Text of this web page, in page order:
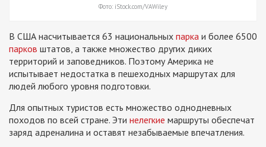
Фото: iStock.com/VAWiley
В США насчитывается 63 национальных парка и более 6500
парков штатов, а также множество других диких
территорий и заповедников. Поэтому Америка не
испытывает недостатка в пешеходных маршрутах для
людей любого уровня подготовки.
Для опытных туристов есть множество однодневных
походов по всей стране. Эти нелегкие маршруты обеспечат
заряд адреналина и оставят незабываемые впечатления.